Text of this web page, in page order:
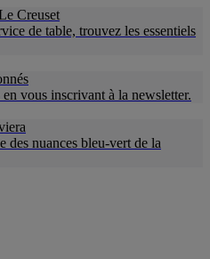
Creuset
de table, trouvez les essentiels
vous inscrivant à la newsletter.
des nuances bleu-vert de la